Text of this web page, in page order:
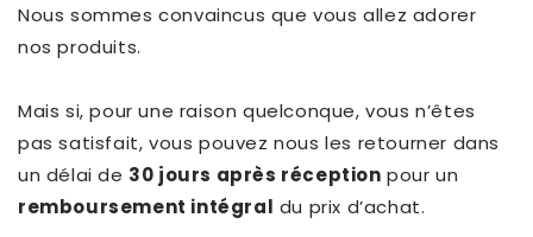
Nous sommes convaincus que vous allez adorer
nos produits.
Mais si, pour une raison quelconque, vous n’êtes
pas satisfait, vous pouvez nous les retourner dans
un délai de 30 jours après réception pour un
remboursement intégral du prix d’achat.